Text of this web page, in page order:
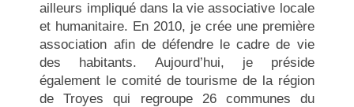
ailleurs impliqué dans la vie associative locale
et humanitaire. En 2010, je crée une première
association afin de défendre le cadre de vie
des habitants. Aujourd’hui, je préside
également le comité de tourisme de la région
de Troyes qui regroupe 26 communes du